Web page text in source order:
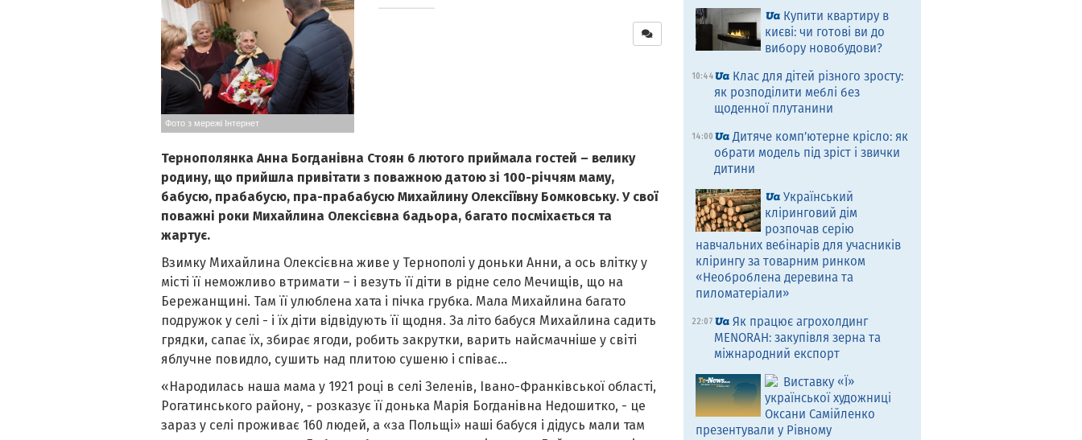
Фото з мережі Інтернет
Тернополянка Анна Богданівна Стоян 6 лютого приймала гостей – велику
родину, що прийшла привітати з поважною датою зі 100-річчям маму,
бабусю, прабабусю, пра-прабабусю Михайлину Олексіївну Бомковську. У свої
поважні роки Михайлина Олексієвна бадьора, багато посміхається та
жартує.
Взимку Михайлина Олексієвна живе у Тернополі у доньки Анни, а ось влітку у
місті її неможливо втримати – і везуть її діти в рідне село Мечищів, що на
Бережанщині. Там її улюблена хата і пічка грубка. Мала Михайлина багато
подружок у селі - і їх діти відвідують її щодня. За літо бабуся Михайлина садить
грядки, сапає їх, збирає ягоди, робить закрутки, варить найсмачніше у світі
яблучне повидло, сушить над плитою сушеню і співає…
«Народилась наша мама у 1921 році в селі Зеленів, Івано-Франківської області,
Рогатинського району, - розказує її донька Марія Богданівна Недошитко, - це
зараз у селі проживає 160 людей, а «за Польщі» наші бабуся і дідусь мали там
Купити квартиру в
києві: чи готові ви до
вибору новобудови?
10:44
Клас для дітей різного зросту:
як розподілити меблі без
щоденної плутанини
14:00
Дитяче комп’ютерне крісло: як
обрати модель під зріст і звички
дитини
Український
кліринговий дім
розпочав серію
навчальних вебінарів для учасників
клірингу за товарним ринком
«Необроблена деревина та
пиломатеріали»
22:07
Як працює агрохолдинг
MENORAH: закупівля зерна та
міжнародний експорт
Виставку «Ї»
української художниці
Оксани Самійленко
презентували у Рівному